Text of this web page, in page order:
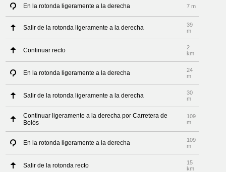
En la rotonda ligeramente a la derecha 7 m
Salir de la rotonda ligeramente a la derecha
39
m
Continuar recto
2
km
En la rotonda ligeramente a la derecha
24
m
Salir de la rotonda ligeramente a la derecha
30
m
Continuar ligeramente a la derecha por Carretera de
Bolós
109
m
En la rotonda ligeramente a la derecha
109
m
Salir de la rotonda recto
15
km